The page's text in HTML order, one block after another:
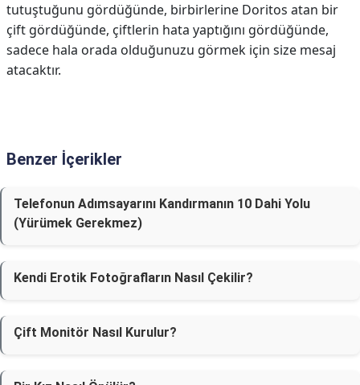
tutuştuğunu gördüğünde, birbirlerine Doritos atan bir
çift gördüğünde, çiftlerin hata yaptığını gördüğünde,
sadece hala orada olduğunuzu görmek için size mesaj
atacaktır.
Benzer İçerikler
Telefonun Adımsayarını Kandırmanın 10 Dahi Yolu
(Yürümek Gerekmez)
Kendi Erotik Fotoğrafların Nasıl Çekilir?
Çift Monitör Nasıl Kurulur?